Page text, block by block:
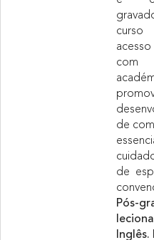
curso
de
de
Pós-
Inglês.